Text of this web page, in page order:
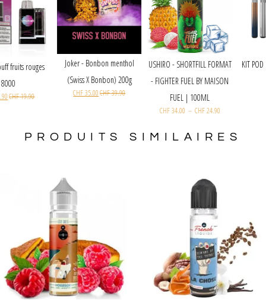
USHIRO - SHORTFILL FORMAT
- FIGHTER FUEL BY MAISON
FUEL | 100ML
–
CHF34.00
Joker - Bonbon menthol
(Swiss X Bonbon) 200g
CHF35.00
puff fruits rouges
CHF18.90
PRODUITS SIMILAIRES